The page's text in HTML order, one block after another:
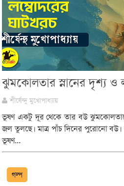
ঝুমকোলতার স্নানের দৃশ্য ও
শীর্ষেন্দু মুখোপাধ্যায়
ভূষণ একটু দূর থেকে তার বউ
জল তুলছে। মাত্র পাঁচ দিনের পুরোনো
ভূষণ...
গল্প